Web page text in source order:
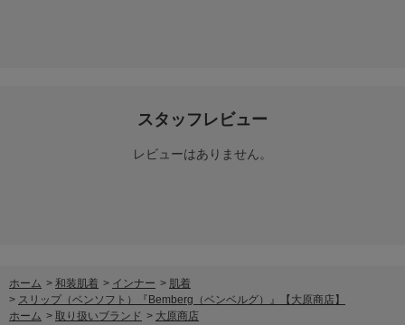
スタッフレビュー
レビューはありません。
ホーム > 和装肌着 > インナー > 肌着
> スリップ（ベンソフト）『Bemberg（ベンベルグ）』【大原商店】
ホーム > 取り扱いブランド > 大原商店